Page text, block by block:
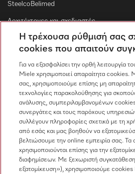
SteelcoBelimed
Αρχιτέκτονες και σχεδιαστές
Για εμπορικούς συνεργάτες
Επικοινωνία
Επισκόπηση επικοινωνίας
Πωλήσεις
210 6794444
Εξυπηρέτηση πελατών
210 6794444
Η τρέχουσα ρύθμισή σας
cookies που απαιτούν
Για να εξασφαλίσει την ορθή λειτουργία
Miele χρησιμοποιεί απαραίτητα cookies.
σας, χρησιμοποιούμε επίσης μη
τεχνολογίες παρακολούθησης για
ανάλυσης, συμπεριλαμβανομένων
συνεργάτες και τους παρόχους
συλλέγουν πληροφορίες σχετικά με τη
από εσάς και μας βοηθούν να
βελτιώσουμε την online εμπειρία σας. Τα
χρησιμοποιούνται επίσης για την
διαφημίσεων. Με ξεχωριστή
εξατομίκευση»), χρησιμοποιούμε